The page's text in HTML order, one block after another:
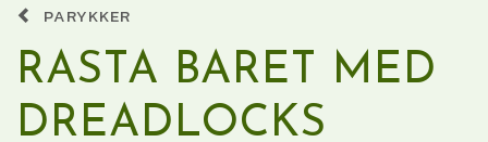
PARYKKER
RASTA BARET MED
DREADLOCKS